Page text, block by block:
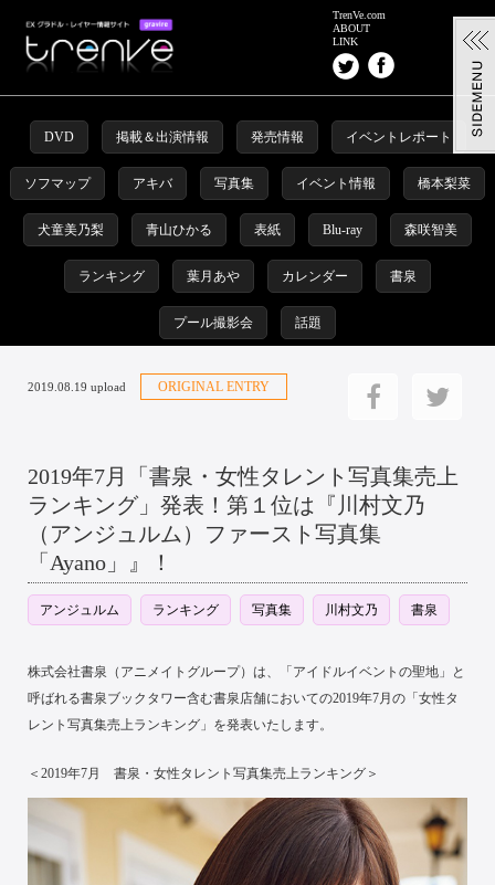
TrenVe.com
ABOUT
LINK
DVD 掲載＆出演情報 発売情報 イベントレポート
ソフマップ アキバ 写真集 イベント情報 橋本梨菜
犬童美乃梨 青山ひかる 表紙 Blu-ray 森咲智美
ランキング 葉月あや カレンダー 書泉
プール撮影会 話題
2019.08.19 upload ORIGINAL ENTRY
2019年7月「書泉・女性タレント写真集売上
ランキング」発表！第１位は『川村文乃
（アンジュルム）ファースト写真集
「Ayano」』！
アンジュルム ランキング 写真集 川村文乃 書泉
株式会社書泉（アニメイトグループ）は、「アイドルイベントの聖地」と
呼ばれる書泉ブックタワー含む書泉店舗においての2019年7月の「女性タ
レント写真集売上ランキング」を発表いたします。
＜2019年7月 書泉・女性タレント写真集売上ランキング＞